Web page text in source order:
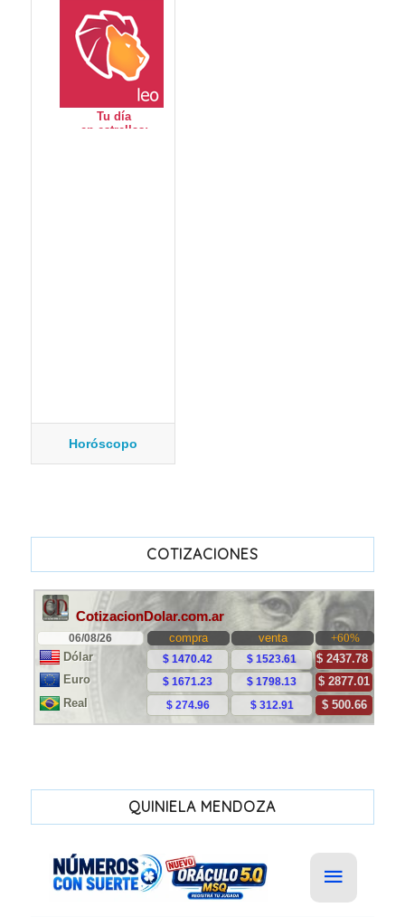
Horóscopo
COTIZACIONES
QUINIELA MENDOZA